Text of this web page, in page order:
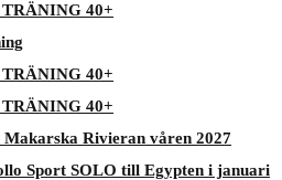
40+
40+
40+
Rivieran våren 2027
Sport SOLO till Egypten i januari